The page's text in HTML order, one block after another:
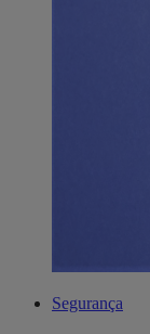
Segurança